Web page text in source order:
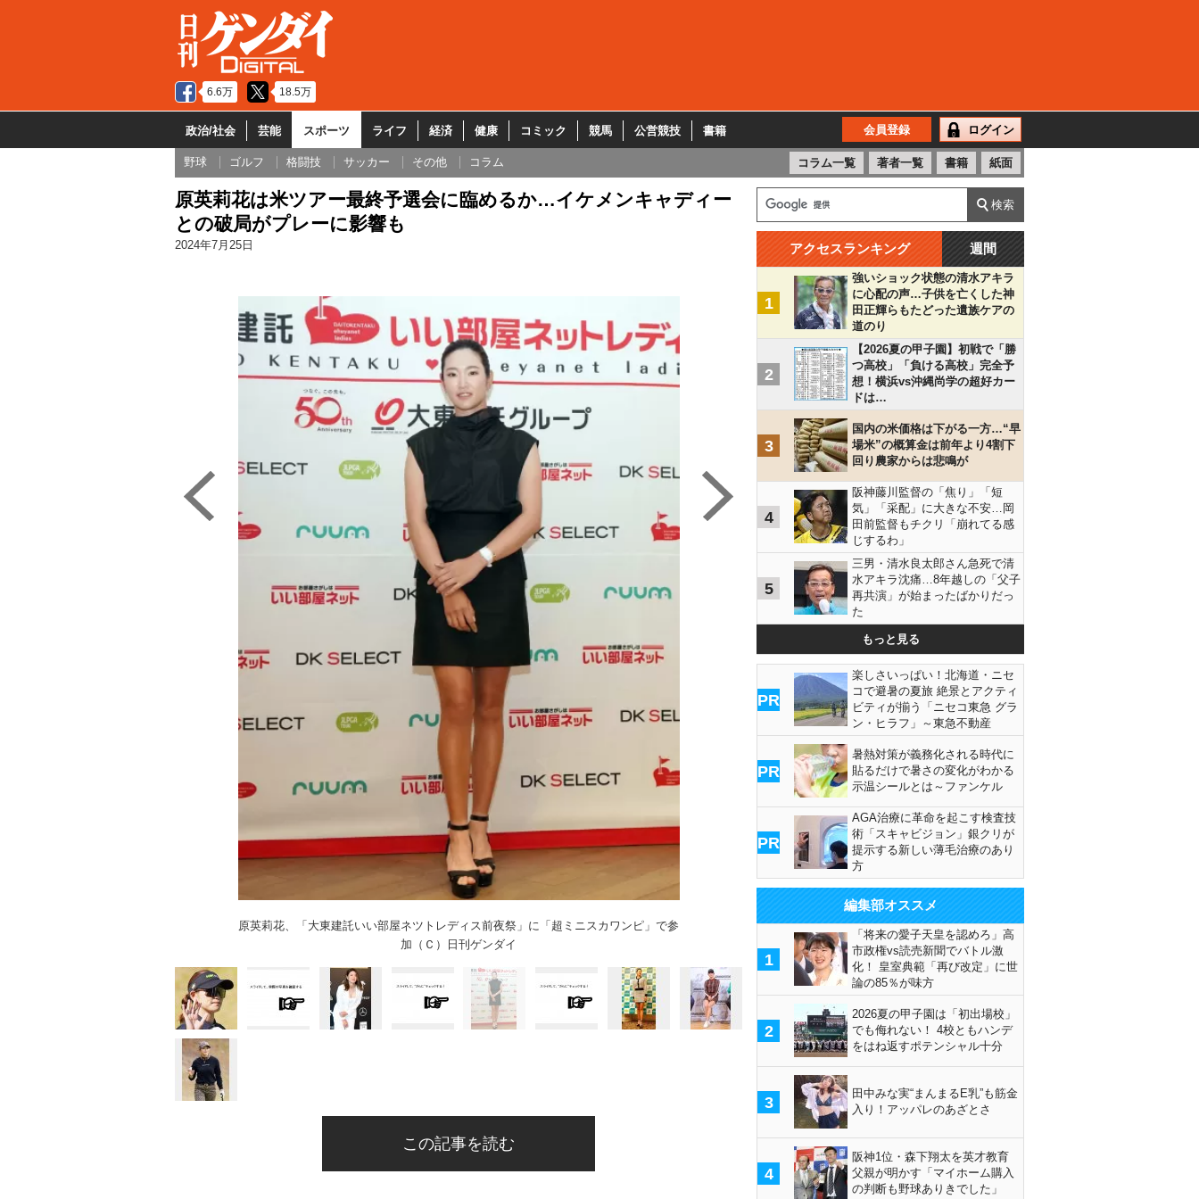
6.6万 18.5万
政治/社会 芸能 スポーツ ライフ 経済 健康 コミック 競馬 公営競技 書籍 会員登録 ログイン
野球 ゴルフ 格闘技 サッカー その他 コラム コラム一覧 著者一覧 書籍 紙面
原英莉花は米ツアー最終予選会に臨めるか…イケメンキャディー
との破局がプレーに影響も
2024年7月25日
原英莉花、「大東建託いい部屋ネツトレディス前夜祭」に「超ミニスカワンピ」で参
加（Ｃ）日刊ゲンダイ
スライドして、さらにチェック！（Ｃ）日刊ゲンダイ
この記事を読む
アクセスランキング 週間
1
強いショック状態の清水アキラ
に心配の声…子供を亡くした神
田正輝らもたどった遺族ケアの
道のり
2
【2026夏の甲子園】初戦で「勝
つ高校」「負ける高校」完全予
想！横浜vs沖縄尚学の超好カー
ドは…
3
国内の米価格は下がる一方…“早
場米”の概算金は前年より4割下
回り農家からは悲鳴が
4
阪神藤川監督の「焦り」「短
気」「采配」に大きな不安…岡
田前監督もチクリ「崩れてる感
じするわ」
5
三男・清水良太郎さん急死で清
水アキラ沈痛…8年越しの「父子
再共演」が始まったばかりだっ
た
もっと見る
PR
楽しさいっぱい！北海道・ニセ
コで避暑の夏旅 絶景とアクティ
ビティが揃う「ニセコ東急 グラ
ン・ヒラフ」～東急不動産
PR
暑熱対策が義務化される時代に
貼るだけで暑さの変化がわかる
示温シールとは～ファンケル
PR
AGA治療に革命を起こす検査技
術「スキャビジョン」銀クリが
提示する新しい薄毛治療のあり
方
編集部オススメ
1
「将来の愛子天皇を認めろ」高
市政権vs読売新聞でバトル激
化！ 皇室典範「再び改定」に世
論の85％が味方
2
2026夏の甲子園は「初出場校」
でも侮れない！ 4校ともハンデ
をはね返すポテンシャル十分
3
田中みな実“まんまるE乳”も筋金
入り！アッパレのあざとさ
4
阪神1位・森下翔太を英才教育
父親が明かす「マイホーム購入
の判断も野球ありきでした」